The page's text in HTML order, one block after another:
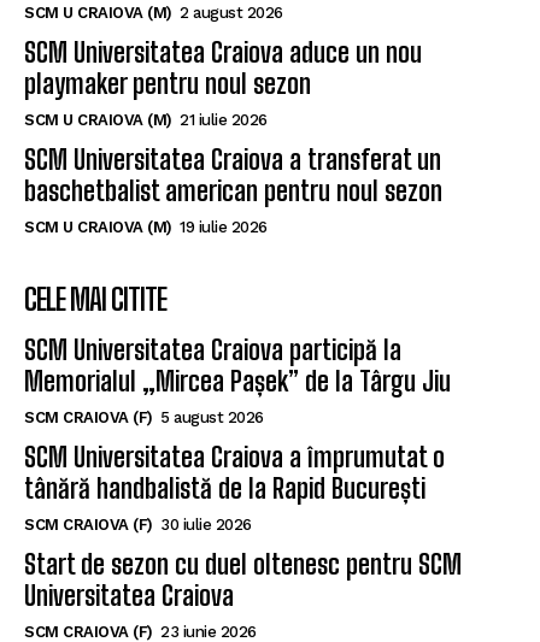
SCM U CRAIOVA (M) 2 august 2026
SCM Universitatea Craiova aduce un nou
playmaker pentru noul sezon
SCM U CRAIOVA (M) 21 iulie 2026
SCM Universitatea Craiova a transferat un
baschetbalist american pentru noul sezon
SCM U CRAIOVA (M) 19 iulie 2026
CELE MAI CITITE
SCM Universitatea Craiova participă la
Memorialul „Mircea Pașek” de la Târgu Jiu
SCM CRAIOVA (F) 5 august 2026
SCM Universitatea Craiova a împrumutat o
tânără handbalistă de la Rapid București
SCM CRAIOVA (F) 30 iulie 2026
Start de sezon cu duel oltenesc pentru SCM
Universitatea Craiova
SCM CRAIOVA (F) 23 iunie 2026